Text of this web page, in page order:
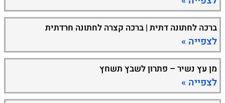
ברכה לחתונה דתית | ברכה קצרה לחתונה חרדתית
לצפייה »
מן עץ נשיר – פתרון לשבץ תשחץ
לצפייה »